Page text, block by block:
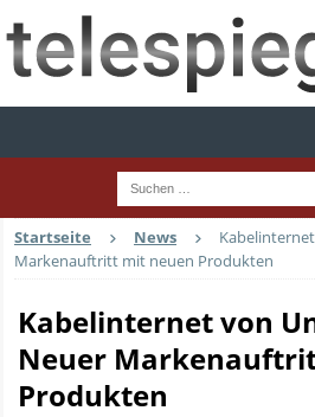
Startseite News
Markenauftritt mit neuen Produkten
Kabelinternet von
Neuer
Produkten